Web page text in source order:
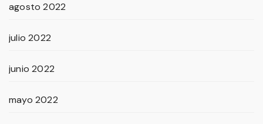
agosto 2022
julio 2022
junio 2022
mayo 2022